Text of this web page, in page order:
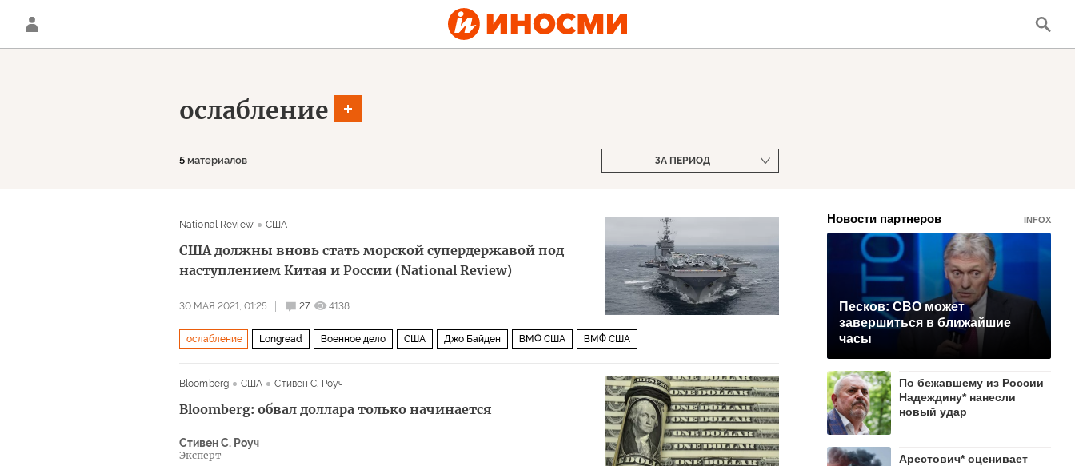
ослабление
5 материалов ЗА ПЕРИОД
National Review США
США должны вновь стать морской супердержавой под
наступлением Китая и России (National Review)
30 МАЯ 2021, 01:25 27 4138
ослабление Longread Военное дело США Джо Байден ВМФ США ВМФ США
Bloomberg США Стивен С. Роуч
Bloomberg: обвал доллара только начинается
Стивен С. Роуч
Эксперт
Новости партнеров INFOX
Песков: СВО может
завершиться в ближайшие
часы
По бежавшему из России
Надеждину* нанесли
новый удар
Арестович* оценивает